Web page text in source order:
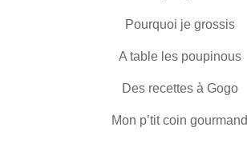
Pourquoi je grossis
A table les poupinous
Des recettes à Gogo
Mon p’tit coin gourmand